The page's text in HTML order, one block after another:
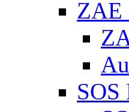
ZAE
SOS